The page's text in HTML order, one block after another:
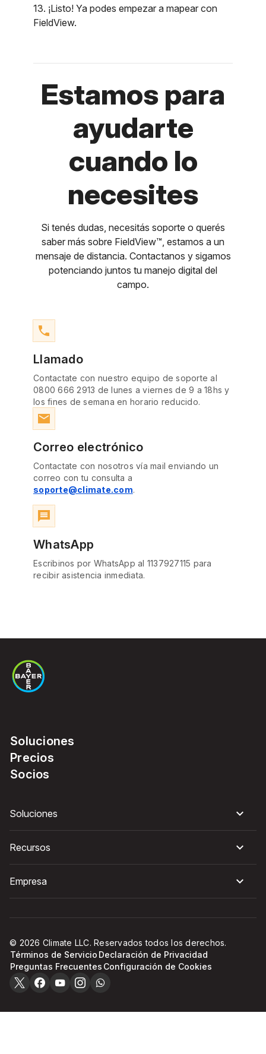
13. ¡Listo! Ya podes empezar a mapear con
FieldView.
Estamos para
ayudarte
cuando lo
necesites
Si tenés dudas, necesitás soporte o querés
saber más sobre FieldView™, estamos a un
mensaje de distancia. Contactanos y sigamos
potenciando juntos tu manejo digital del
campo.
phone
Llamado
Contactate con nuestro equipo de soporte al
0800 666 2913 de lunes a viernes de 9 a 18hs y
los fines de semana en horario reducido.
email
Correo electrónico
Contactate con nosotros vía mail enviando un
correo con tu consulta a
soporte@climate.com.
message
WhatsApp
Escribinos por WhatsApp al 1137927115 para
recibir asistencia inmediata.
Soluciones
Precios
Socios
Soluciones
Recursos
Empresa
© 2026 Climate LLC. Reservados todos los derechos.
Términos de Servicio Declaración de Privacidad
Preguntas Frecuentes Configuración de Cookies